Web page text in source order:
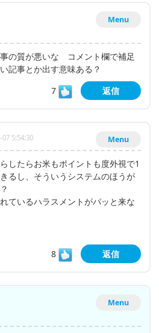
Menu
の質が悪いな コメント欄で補足
記事とか出す意味ある？
7
返信
Menu
07 5:54:30
したらお米もポイントも度外視で1
るし、そういうシステムのほうが
ているハラスメントがパッと来な
8 返信
Menu